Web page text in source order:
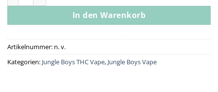
In den Warenkorb
Artikelnummer: n. v.
Kategorien: Jungle Boys THC Vape, Jungle Boys Vape